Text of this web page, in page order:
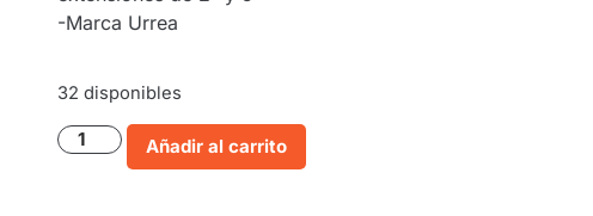
-Marca Urrea
32 disponibles
Añadir al carrito